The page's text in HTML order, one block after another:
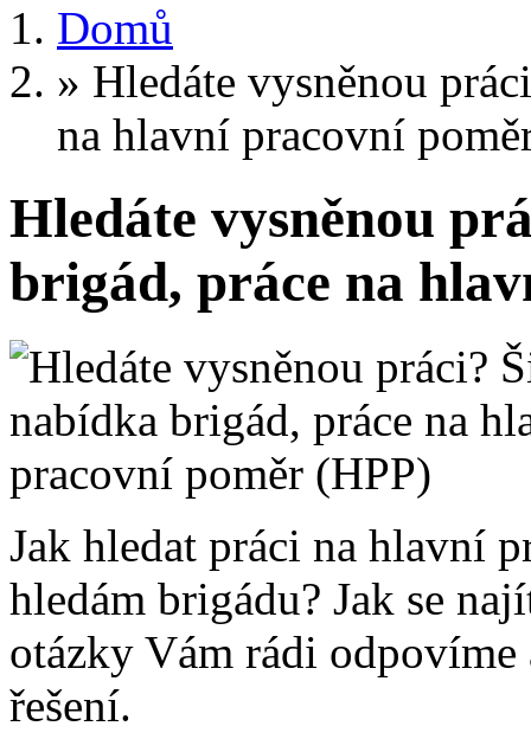
Domů
» Hledáte vysněnou
na hlavní pracovní
Hledáte vysněnou
brigád, práce na
Jak hledat práci na hlavní
hledám brigádu? Jak se
otázky Vám rádi
řešení.